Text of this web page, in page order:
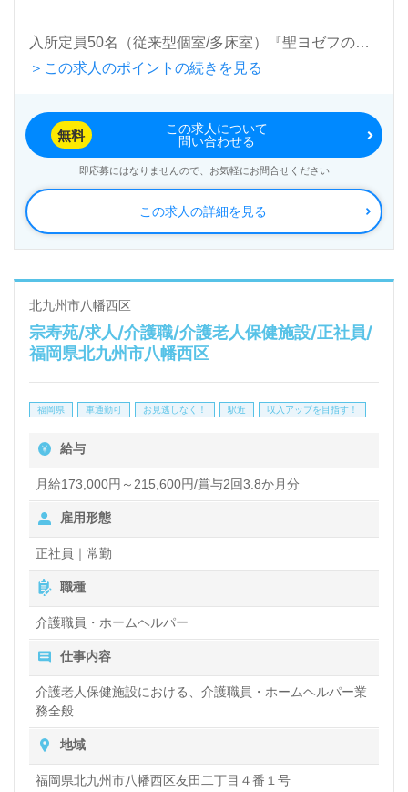
入所定員50名（従来型個室/多床室）『聖ヨゼフの
園』社会福祉法人援助会（本社：福岡県北九州市）様
ルパーステーション、ショートステイ、デイサービ
ス、グループホーム、居宅介護支援事業を展開されて
います。
◎幅広い年代層の職員様が活躍中！穏やかでアットホ
ームな雰囲気の中、その方らしい毎日に最善を尽くし
て寄り添う事業所様！◎
看護助手や介護職経験のある方はもちろん、これから
介護職を目指される方も幅広く募集します。特別養護
社内外研修、資格支援制度、永年勤続/資格取得表彰
制度、働きやすい環境面もうれしいポイント！『ご利
用者様のお役に立ちたい』『働きがいを感じながら仕
事をしたい』『転職でキャリアアップを目指したい、
環境を変えて働きたい』等の方も大歓迎です。募集詳
細等、担当コンサルタントよりご案内します。お問い
合わせも遠慮なくお願いします。
全国の求人ご紹介！医療/福祉業界の正社員/パート求
人探しは【ウィルオブ介護】＊求人情報収集、将来的
に検討の方も遠慮なく＊
LINE、メール、お電話などご希望に応じてお問い合
わせ/ご相談可能です。転職相談、求人紹介、年収交
＞この求人のポイントの続きを見る
この求人の詳細を見る
無料
この求人について
問い合わせる
即応募にはなりませんので、お気軽にお問合せください
北九州市八幡西区
宗寿苑/求人/介護職/介護老人保健施設/正社員/
福岡県北九州市八幡西区
福岡県 車通勤可 お見逃しなく！ 駅近 収入アップを目指す！
給与
月給173,000円～215,600円/賞与2回3.8か月分
雇用形態
正社員｜常勤
職種
介護職員・ホームヘルパー
仕事内容
介護老人保健施設における、介護職員・ホームヘルパー業
務全般
入浴や排せつ、食事などの身体的サポートや、買い物や掃
除、洗濯など日常生活のサポートなど
地域
福岡県北九州市八幡西区友田二丁目４番１号